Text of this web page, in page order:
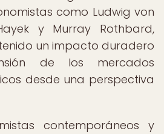
como Ludwig von
y Murray Rothbard,
un impacto duradero
de los mercados
desde una perspectiva
contemporáneos y